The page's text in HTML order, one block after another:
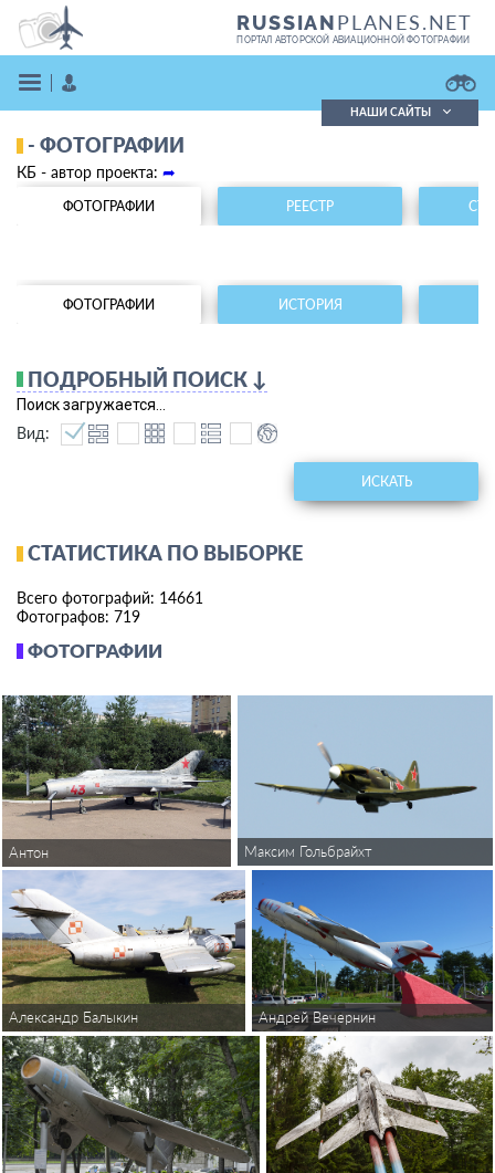
RUSSIANPLANES.NET
ПОРТАЛ АВТОРСКОЙ АВИАЦИОННОЙ ФОТОГРАФИИ
ВОЙТИ
ЗАРЕГИСТРИРОВАТЬСЯ
Поиск фотографий
Поиск в реестре
НАШИ САЙТЫ
- ФОТОГРАФИИ
КБ - автор проекта: ➦
ФОТОГРАФИИ РЕЕСТР
ФОТОГРАФИИ ИСТОРИЯ
ФОТОГРАФИИ
Антон Максим Гольбрайхт
Александр Балыкин Андрей Вечернин
ПОДРОБНЫЙ ПОИСК ↓
Поиск загружается...
Вид:
ИСКАТЬ
СТАТИСТИКА ПО ВЫБОРКЕ
Всего фотографий: 14661
Фотографов: 719